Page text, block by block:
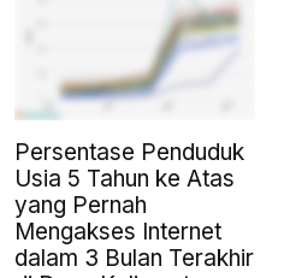
Persentase Penduduk
Usia 5 Tahun ke Atas
yang Pernah
Mengakses Internet
dalam 3 Bulan Terakhir